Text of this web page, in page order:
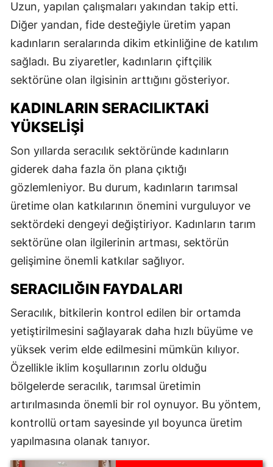
Uzun, yapılan çalışmaları yakından takip etti.
Diğer yandan, fide desteğiyle üretim yapan
kadınların seralarında dikim etkinliğine de katılım
sağladı. Bu ziyaretler, kadınların çiftçilik
sektörüne olan ilgisinin arttığını gösteriyor.
KADINLARIN SERACILIKTAKI
YÜKSELIŞI
Son yıllarda seracılık sektöründe kadınların
giderek daha fazla ön plana çıktığı
gözlemleniyor. Bu durum, kadınların tarımsal
üretime olan katkılarının önemini vurguluyor ve
sektördeki dengeyi değiştiriyor. Kadınların tarım
sektörüne olan ilgilerinin artması, sektörün
gelişimine önemli katkılar sağlıyor.
SERACILIĞIN FAYDALARI
Seracılık, bitkilerin kontrol edilen bir ortamda
yetiştirilmesini sağlayarak daha hızlı büyüme ve
yüksek verim elde edilmesini mümkün kılıyor.
Özellikle iklim koşullarının zorlu olduğu
bölgelerde seracılık, tarımsal üretimin
artırılmasında önemli bir rol oynuyor. Bu yöntem,
kontrollü ortam sayesinde yıl boyunca üretim
yapılmasına olanak tanıyor.